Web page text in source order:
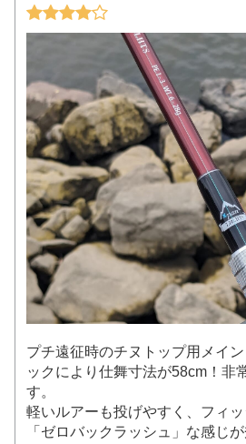
プチ遠征時のチヌトップ用メイ
ックにより仕舞寸法が58cm！非
す。
軽いルアーも投げやすく、フィ
「ゼロバックラッシュ」な感じが